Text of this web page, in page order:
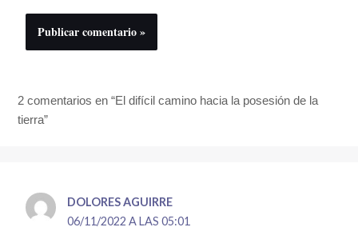
2 comentarios en “El difícil camino hacia la posesión de la
tierra”
DOLORES AGUIRRE
06/11/2022 A LAS 05:01